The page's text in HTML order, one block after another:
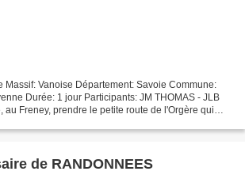
Massif: Vanoise Département: Savoie Commune:
Durée: 1 jour Participants: JM THOMAS - JLB
au Freney, prendre le petite route de l'Orgère qui
de RANDONNEES